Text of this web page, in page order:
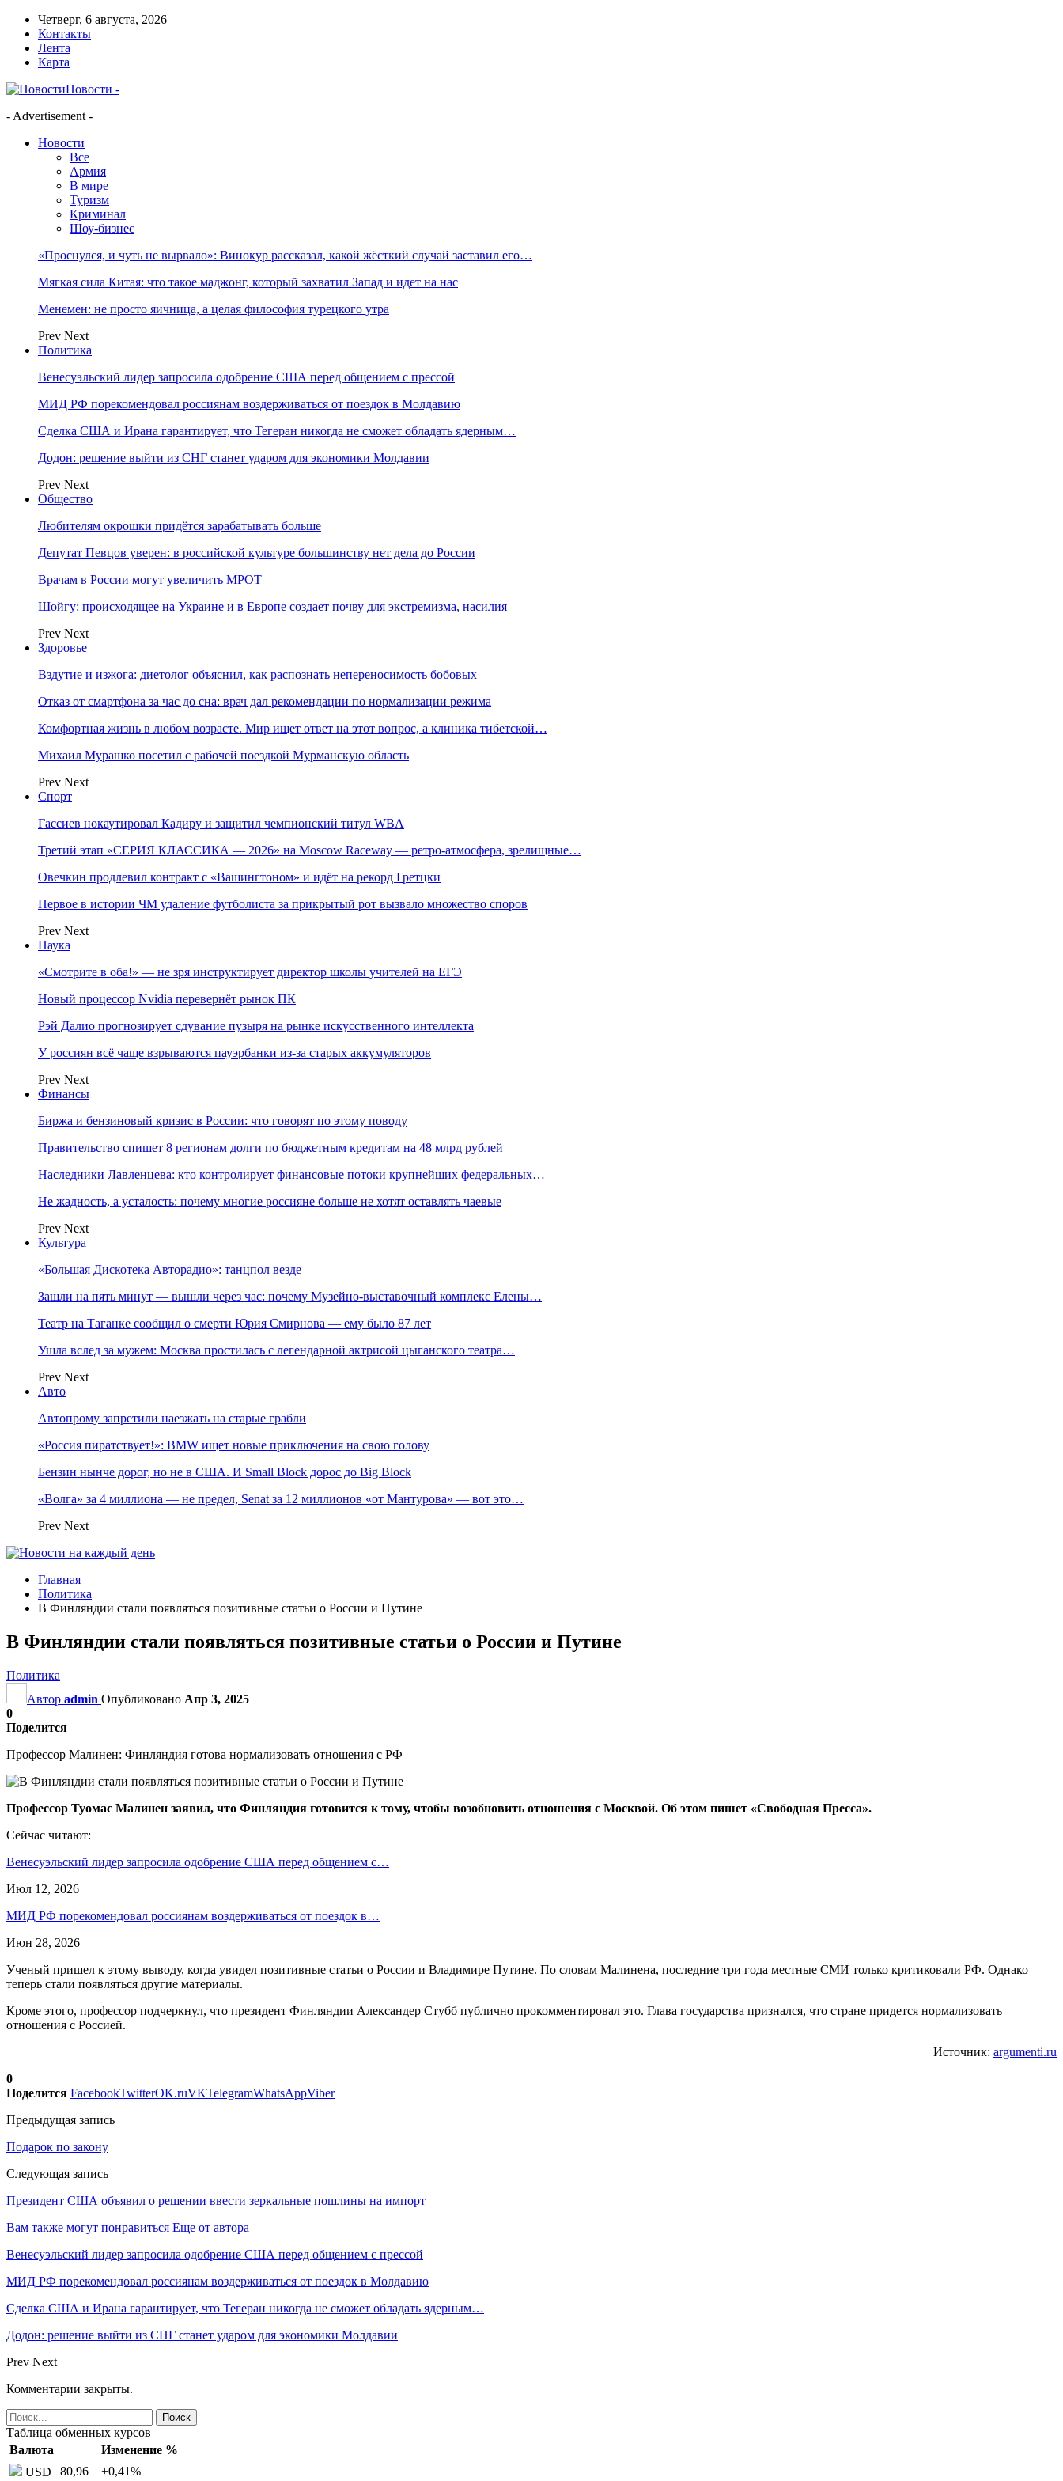
Четверг, 6 августа, 2026
Контакты
Лента
Карта
Новости -
- Advertisement -
Новости
Все
Армия
В мире
Туризм
Криминал
Шоу-бизнес
«Проснулся, и чуть не вырвало»: Винокур рассказал, какой жёсткий случай заставил его…
Мягкая сила Китая: что такое маджонг, который захватил Запад и идет на нас
Менемен: не просто яичница, а целая философия турецкого утра
Prev Next
Политика
Венесуэльский лидер запросила одобрение США перед общением с прессой
МИД РФ порекомендовал россиянам воздерживаться от поездок в Молдавию
Сделка США и Ирана гарантирует, что Тегеран никогда не сможет обладать ядерным…
Додон: решение выйти из СНГ станет ударом для экономики Молдавии
Prev Next
Общество
Любителям окрошки придётся зарабатывать больше
Депутат Певцов уверен: в российской культуре большинству нет дела до России
Врачам в России могут увеличить МРОТ
Шойгу: происходящее на Украине и в Европе создает почву для экстремизма, насилия
Prev Next
Здоровье
Вздутие и изжога: диетолог объяснил, как распознать непереносимость бобовых
Отказ от смартфона за час до сна: врач дал рекомендации по нормализации режима
Комфортная жизнь в любом возрасте. Мир ищет ответ на этот вопрос, а клиника тибетской…
Михаил Мурашко посетил с рабочей поездкой Мурманскую область
Prev Next
Спорт
Гассиев нокаутировал Кадиру и защитил чемпионский титул WBA
Третий этап «СЕРИЯ КЛАССИКА — 2026» на Moscow Raceway — ретро‑атмосфера, зрелищные…
Овечкин продлевил контракт с «Вашингтоном» и идёт на рекорд Гретцки
Первое в истории ЧМ удаление футболиста за прикрытый рот вызвало множество споров
Prev Next
Наука
«Смотрите в оба!» — не зря инструктирует директор школы учителей на ЕГЭ
Новый процессор Nvidia перевернёт рынок ПК
Рэй Далио прогнозирует сдувание пузыря на рынке искусственного интеллекта
У россиян всё чаще взрываются пауэрбанки из-за старых аккумуляторов
Prev Next
Финансы
Биржа и бензиновый кризис в России: что говорят по этому поводу
Правительство спишет 8 регионам долги по бюджетным кредитам на 48 млрд рублей
Наследники Лавленцева: кто контролирует финансовые потоки крупнейших федеральных…
Не жадность, а усталость: почему многие россияне больше не хотят оставлять чаевые
Prev Next
Культура
«Большая Дискотека Авторадио»: танцпол везде
Зашли на пять минут — вышли через час: почему Музейно-выставочный комплекс Елены…
Театр на Таганке сообщил о смерти Юрия Смирнова — ему было 87 лет
Ушла вслед за мужем: Москва простилась с легендарной актрисой цыганского театра…
Prev Next
Авто
Автопрому запретили наезжать на старые грабли
«Россия пиратствует!»: BMW ищет новые приключения на свою голову
Бензин нынче дорог, но не в США. И Small Block дорос до Big Block
«Волга» за 4 миллиона — не предел, Senat за 12 миллионов «от Мантурова» — вот это…
Prev Next
Главная
Политика
В Финляндии стали появляться позитивные статьи о России и Путине
В Финляндии стали появляться позитивные статьи о России и Путине
Политика
Автор admin Опубликовано Апр 3, 2025
0
Поделится
Профессор Малинен: Финляндия готова нормализовать отношения с РФ
Профессор Туомас Малинен заявил, что Финляндия готовится к тому, чтобы возобновить отношения с Москвой. Об этом пишет «Свободная Пресса».
Сейчас читают:
Венесуэльский лидер запросила одобрение США перед общением с…
Июл 12, 2026
МИД РФ порекомендовал россиянам воздерживаться от поездок в…
Июн 28, 2026
Ученый пришел к этому выводу, когда увидел позитивные статьи о России и Владимире Путине. По словам Малинена, последние три года местные СМИ только критиковали РФ. Однако
теперь стали появляться другие материалы.
Кроме этого, профессор подчеркнул, что президент Финляндии Александер Стубб публично прокомментировал это. Глава государства признался, что стране придется нормализовать
отношения с Россией.
Источник: argumenti.ru
0
Поделится FacebookTwitterOK.ruVKTelegramWhatsAppViber
Предыдущая запись
Подарок по закону
Следующая запись
Президент США объявил о решении ввести зеркальные пошлины на импорт
Вам также могут понравиться Еще от автора
Венесуэльский лидер запросила одобрение США перед общением с прессой
МИД РФ порекомендовал россиянам воздерживаться от поездок в Молдавию
Сделка США и Ирана гарантирует, что Тегеран никогда не сможет обладать ядерным…
Додон: решение выйти из СНГ станет ударом для экономики Молдавии
Prev Next
Комментарии закрыты.
Таблица обменных курсов
Валюта
Изменение %
USD
80,96 +0,41%